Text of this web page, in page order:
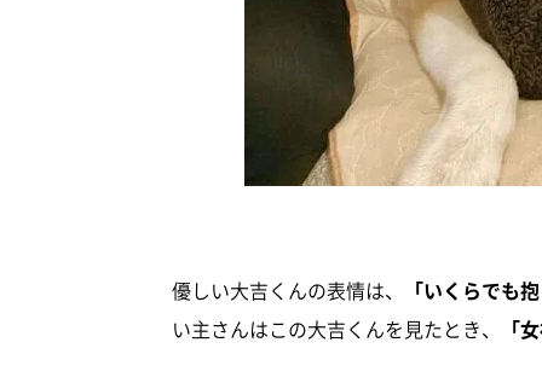
優しい大吉くんの表情は、
「いくらでも
い主さんはこの大吉くんを見たとき、
「